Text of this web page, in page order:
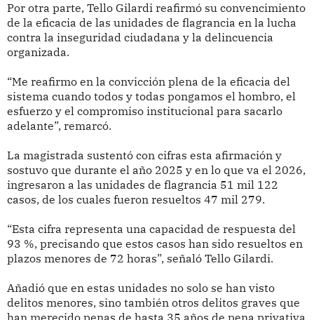
Por otra parte, Tello Gilardi reafirmó su convencimiento
de la eficacia de las unidades de flagrancia en la lucha
contra la inseguridad ciudadana y la delincuencia
organizada.
“Me reafirmo en la convicción plena de la eficacia del
sistema cuando todos y todas pongamos el hombro, el
esfuerzo y el compromiso institucional para sacarlo
adelante”, remarcó.
La magistrada sustentó con cifras esta afirmación y
sostuvo que durante el año 2025 y en lo que va el 2026,
ingresaron a las unidades de flagrancia 51 mil 122
casos, de los cuales fueron resueltos 47 mil 279.
“Esta cifra representa una capacidad de respuesta del
93 %, precisando que estos casos han sido resueltos en
plazos menores de 72 horas”, señaló Tello Gilardi.
Añadió que en estas unidades no solo se han visto
delitos menores, sino también otros delitos graves que